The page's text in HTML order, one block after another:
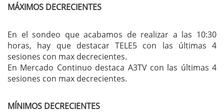
MÁXIMOS DECRECIENTES
En el sondeo que acabamos de realizar a las 10:30
horas, hay que destacar TELE5 con las últimas 4
sesiones con max decrecientes.
En Mercado Continuo destaca A3TV con las últimas 4
sesiones con max decrecientes.
MÍNIMOS DECRECIENTES